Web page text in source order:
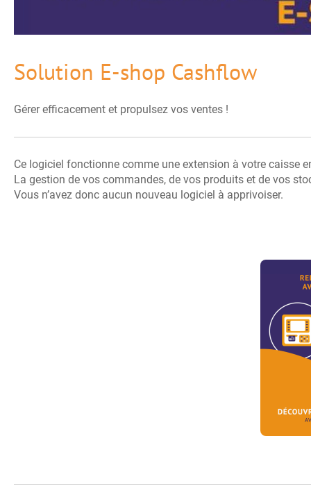
Solution E-shop Cashflow
Gérer efficacement et propulsez vos ventes !
Ce logiciel fonctionne comme une extension à votre caisse
La gestion de vos commandes, de vos produits et de vos
Vous n’avez donc aucun nouveau logiciel à apprivoiser.